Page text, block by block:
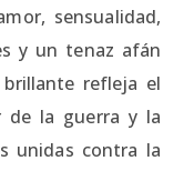
sensualidad,
y un tenaz afán
refleja el
de la guerra y la
unidas contra la